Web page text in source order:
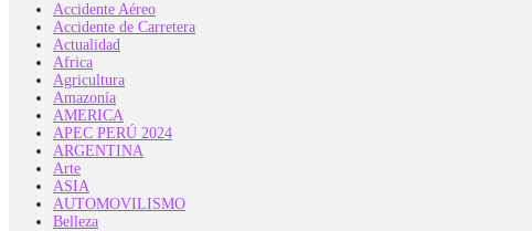
Accidente Aéreo
Accidente de Carretera
Actualidad
Africa
Agricultura
Amazonía
AMERICA
APEC PERÚ 2024
ARGENTINA
Arte
ASIA
AUTOMOVILISMO
Belleza